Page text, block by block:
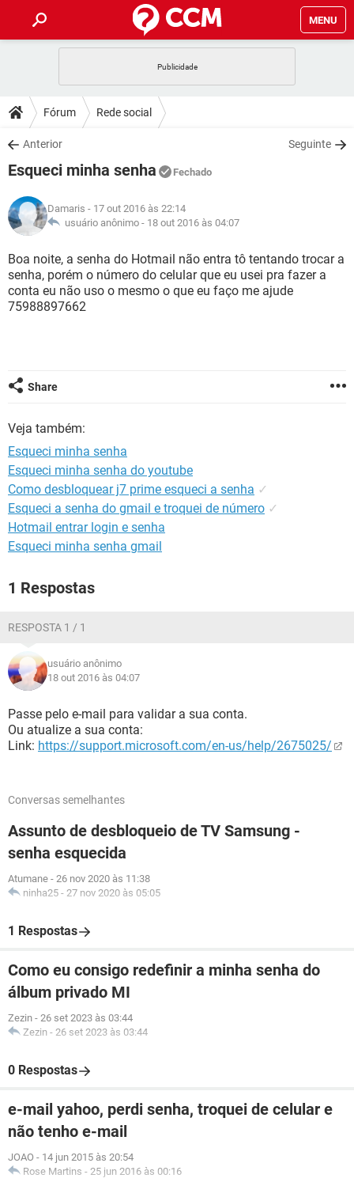
MENU
CELULAR
OUTLOOK
INSTAGRAM GMAIL
GUIA DE COMPRAS
DICAS
JOGOS
INSTAGRAM
GUIA DE COMPRAS
DOWNLOADS
JOGOS WHATSAPP
CELULAR
OUTLOOK EXCEL
INSTAGRAM GMAIL
GUIA DE COMPRAS
FÓRUM
JOGOS
CELULAR
OUTLOOK EXCEL
INSTAGRAM GMAIL
GLOSSÁRIO
WHATSAPP
CELULAR FACEBOOK
OUTLOOK
Fórum Rede social
Anterior Seguinte
Esqueci minha senha Fechado
Damaris - 17 out 2016 às 22:14
usuário anônimo - 18 out 2016 às 04:07
Boa noite, a senha do Hotmail não entra tô tentando trocar a
senha, porém o número do celular que eu usei pra fazer a
conta eu não uso o mesmo o que eu faço me ajude
75988897662
Share
Veja também:
Esqueci minha senha
Esqueci minha senha do youtube
Como desbloquear j7 prime esqueci a senha ✓
Esqueci a senha do gmail e troquei de número ✓
Hotmail entrar login e senha
Esqueci minha senha gmail
1 Respostas
RESPOSTA 1 / 1
usuário anônimo
18 out 2016 às 04:07
Passe pelo e-mail para validar a sua conta.
Ou atualize a sua conta:
Link: https://support.microsoft.com/en-us/help/2675025/
Conversas semelhantes
Assunto de desbloqueio de TV Samsung -
senha esquecida
Atumane - 26 nov 2020 às 11:38
ninha25 - 27 nov 2020 às 05:05
1 Respostas
Como eu consigo redefinir a minha senha do
álbum privado MI
Zezin - 26 set 2023 às 03:44
Zezin - 26 set 2023 às 03:44
0 Respostas
e-mail yahoo, perdi senha, troquei de celular e
não tenho e-mail
JOAO - 14 jun 2015 às 20:54
Rose Martins - 25 jun 2016 às 00:16